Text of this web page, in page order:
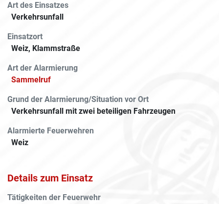
Art des Einsatzes
Verkehrsunfall
Einsatzort
Weiz, Klammstraße
Art der Alarmierung
Sammelruf
Grund der Alarmierung/Situation vor Ort
Verkehrsunfall mit zwei beteiligen Fahrzeugen
Alarmierte Feuerwehren
Weiz
Details zum Einsatz
Tätigkeiten der Feuerwehr